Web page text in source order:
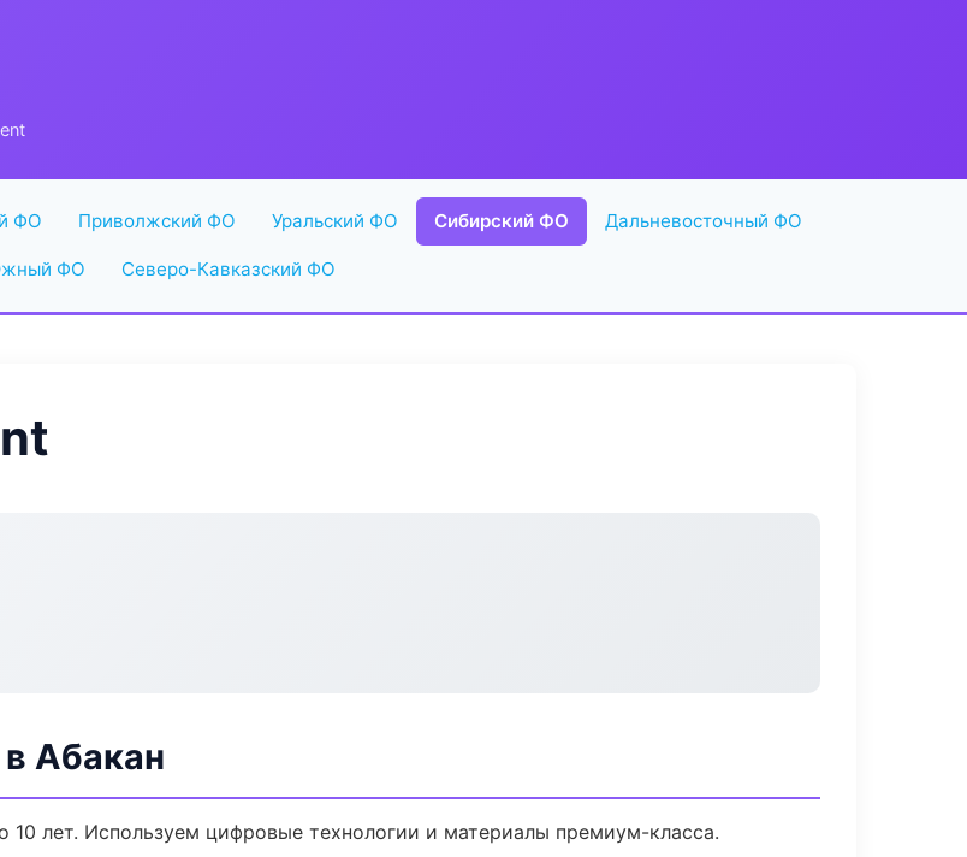
ФО Приволжский ФО Уральский ФО Сибирский ФО Дальневосточный ФО
ФО Северо-Кавказский ФО
Абакан
10 лет. Используем цифровые технологии и материалы премиум-класса.